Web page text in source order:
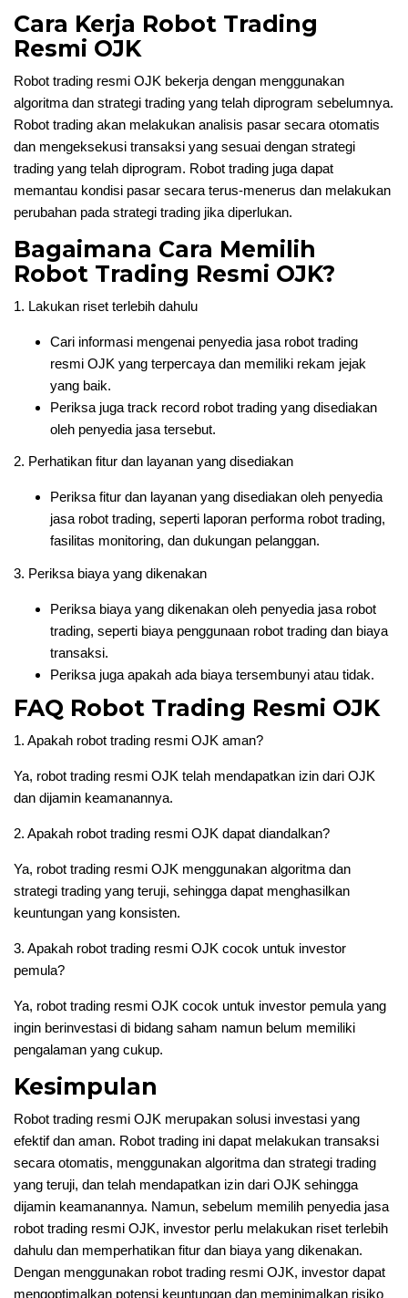
Cara Kerja Robot Trading
Resmi OJK
Robot trading resmi OJK bekerja dengan menggunakan
algoritma dan strategi trading yang telah diprogram sebelumnya.
Robot trading akan melakukan analisis pasar secara otomatis
dan mengeksekusi transaksi yang sesuai dengan strategi
trading yang telah diprogram. Robot trading juga dapat
memantau kondisi pasar secara terus-menerus dan melakukan
perubahan pada strategi trading jika diperlukan.
Bagaimana Cara Memilih
Robot Trading Resmi OJK?
1. Lakukan riset terlebih dahulu
Cari informasi mengenai penyedia jasa robot trading
resmi OJK yang terpercaya dan memiliki rekam jejak
yang baik.
Periksa juga track record robot trading yang disediakan
oleh penyedia jasa tersebut.
2. Perhatikan fitur dan layanan yang disediakan
Periksa fitur dan layanan yang disediakan oleh penyedia
jasa robot trading, seperti laporan performa robot trading,
fasilitas monitoring, dan dukungan pelanggan.
3. Periksa biaya yang dikenakan
Periksa biaya yang dikenakan oleh penyedia jasa robot
trading, seperti biaya penggunaan robot trading dan biaya
transaksi.
Periksa juga apakah ada biaya tersembunyi atau tidak.
FAQ Robot Trading Resmi OJK
1. Apakah robot trading resmi OJK aman?
Ya, robot trading resmi OJK telah mendapatkan izin dari OJK
dan dijamin keamanannya.
2. Apakah robot trading resmi OJK dapat diandalkan?
Ya, robot trading resmi OJK menggunakan algoritma dan
strategi trading yang teruji, sehingga dapat menghasilkan
keuntungan yang konsisten.
3. Apakah robot trading resmi OJK cocok untuk investor
pemula?
Ya, robot trading resmi OJK cocok untuk investor pemula yang
ingin berinvestasi di bidang saham namun belum memiliki
pengalaman yang cukup.
Kesimpulan
Robot trading resmi OJK merupakan solusi investasi yang
efektif dan aman. Robot trading ini dapat melakukan transaksi
secara otomatis, menggunakan algoritma dan strategi trading
yang teruji, dan telah mendapatkan izin dari OJK sehingga
dijamin keamanannya. Namun, sebelum memilih penyedia jasa
robot trading resmi OJK, investor perlu melakukan riset terlebih
dahulu dan memperhatikan fitur dan biaya yang dikenakan.
Dengan menggunakan robot trading resmi OJK, investor dapat
mengoptimalkan potensi keuntungan dan meminimalkan risiko